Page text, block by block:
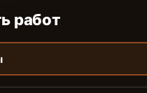
работ